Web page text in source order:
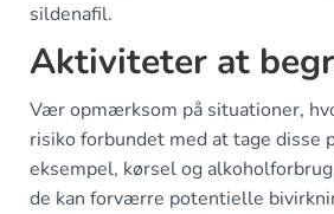
sildenafil.
Aktiviteter at
Vær opmærksom på situationer,
risiko forbundet med at tage disse
eksempel, kørsel og
de kan forværre potentielle